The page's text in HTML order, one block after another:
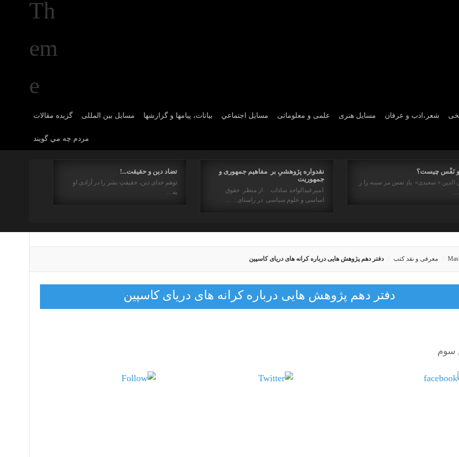
گزیده مقالات مسایل بین المللی بیانات، پیامها و گزارشها مسايل اجتماعي علمی و معلوماتی مسايل هنری شعر،ادب و عرفان
مردم چه مي گويند
تضاد دین و حقیقت...!
توهم خدای دین، حقیقتِ بشر را در آزادی او
به…
نقدواره پژوهشیِ بر مفاهیم جمهوری و
جمهوریت
1میرعبدالواحد سادات از منظر حقوق
اساسی و علوم سیاسی در راستای : …
و نَفْس چیست؟
الدین « سعیدی» بادِ نفس مر سینه را ز
معرفی و نقد کتب دفتر دهم پژوهش هایی درباره کرانه های دریای کاسپین
دفتر دهم پژوهش هایی درباره کرانه های دریای کاسپین
سوم
Tweet